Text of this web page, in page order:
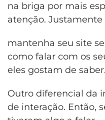
na briga por mais
atenção. Justamente
mantenha seu site
como falar com os
eles gostam de saber.
Outro diferencial da
de interação. Então,